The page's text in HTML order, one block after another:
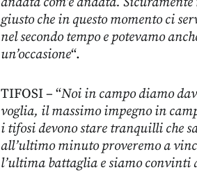
giusto che in questo momento ci
nel secondo tempo e potevamo
un’occasione“.
TIFOSI – “Noi in campo diamo
voglia, il massimo impegno in
i tifosi devono stare tranquilli che
all’ultimo minuto proveremo a
l’ultima battaglia e siamo convinti